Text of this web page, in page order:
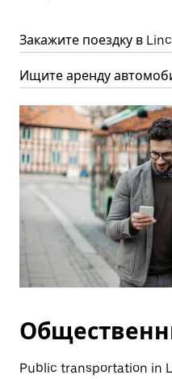
Закажите поездку в
Ищите аренду
Public transportation in